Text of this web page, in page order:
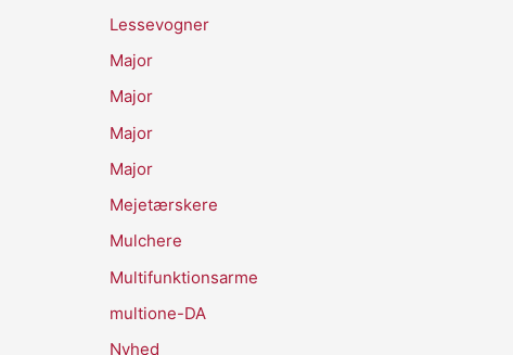
Lessevogner
Major
Major
Major
Major
Mejetærskere
Mulchere
Multifunktionsarme
multione-DA
Nyhed